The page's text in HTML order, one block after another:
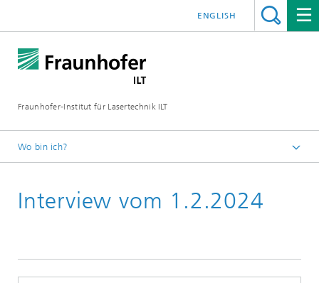
Fraunhofer-Institut für Lasertechnik ILT
ENGLISH
Wo bin ich?
Presse
Interview vom 1.2.2024